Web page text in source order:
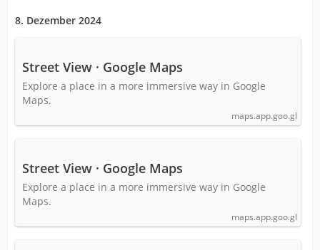
8. Dezember 2024
Street View · Google Maps
Explore a place in a more immersive way in Google
Maps.
maps.app.goo.gl
Street View · Google Maps
Explore a place in a more immersive way in Google
Maps.
maps.app.goo.gl